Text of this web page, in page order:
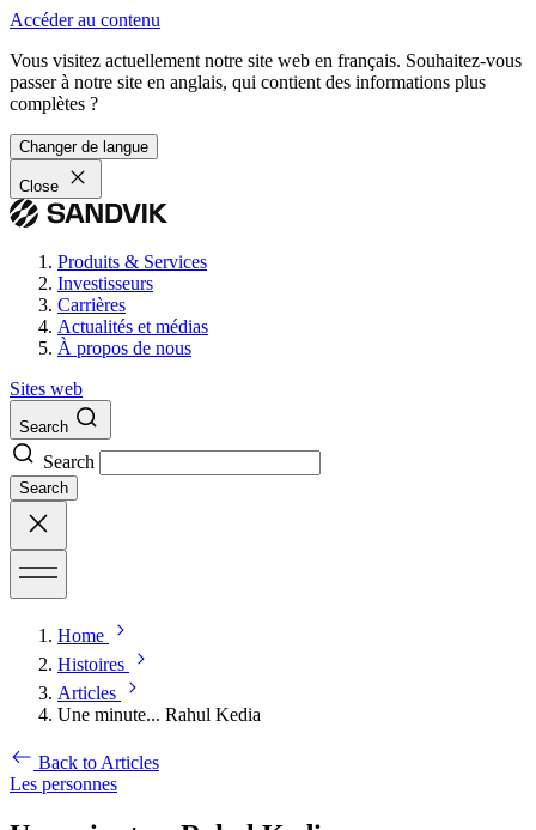
Accéder au contenu
Vous visitez actuellement notre site web en français. Souhaitez-vous
passer à notre site en anglais, qui contient des informations plus
complètes ?
Changer de langue
Close
Produits & Services
Investisseurs
Carrières
Actualités et médias
À propos de nous
Sites web
Search
Search
Search
Home
Histoires
Articles
Une minute... Rahul Kedia
Back to Articles
Les personnes